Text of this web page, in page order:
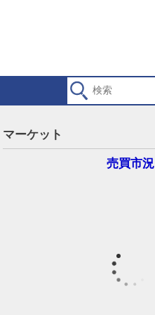
マーケット
売買市況